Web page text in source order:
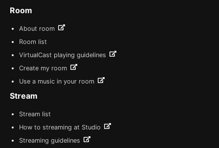
Room
About room
Room list
VirtualCast playing guidelines
Create my room
Use a music in your room
Stream
Stream list
How to streaming at Studio
Streaming guidelines